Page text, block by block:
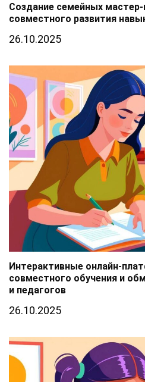
Создание семейных
совместного развития
26.10.2025
Интерактивные онлайн-
совместного обучения и
и педагогов
26.10.2025